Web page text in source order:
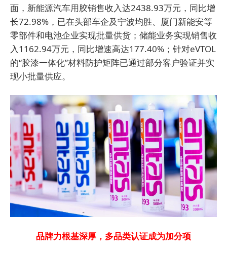
面，新能源汽车用胶销售收入达2438.93万元，同比增
长72.98%，已在头部车企及宁波均胜、厦门新能安等
零部件和电池企业实现批量供货；储能业务实现销售收
入1162.94万元，同比增速高达177.40%；针对eVTOL
的“胶漆一体化”材料防护矩阵已通过部分客户验证并实
现小批量供应。
品牌力根基深厚，多品类认证成为加分项